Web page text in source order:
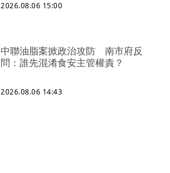
2026.08.06 15:00
中聯油脂案掀政治攻防 南市府反
問：誰先混淆食安主管權責？
2026.08.06 14:43